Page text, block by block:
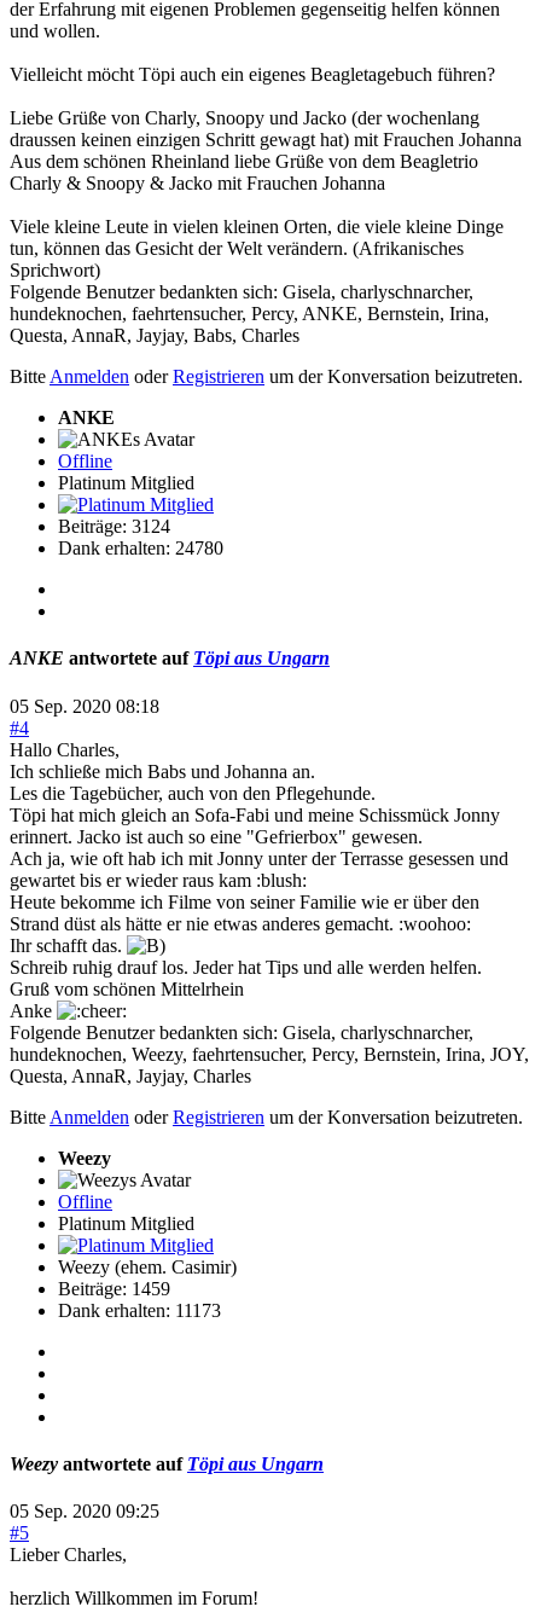
der Erfahrung mit eigenen Problemen gegenseitig helfen können
und wollen.
Vielleicht möcht Töpi auch ein eigenes Beagletagebuch führen?
Liebe Grüße von Charly, Snoopy und Jacko (der wochenlang
draussen keinen einzigen Schritt gewagt hat) mit Frauchen Johanna
Aus dem schönen Rheinland liebe Grüße von dem Beagletrio
Charly & Snoopy & Jacko mit Frauchen Johanna
Viele kleine Leute in vielen kleinen Orten, die viele kleine Dinge
tun, können das Gesicht der Welt verändern. (Afrikanisches
Sprichwort)
Folgende Benutzer bedankten sich: Gisela, charlyschnarcher,
hundeknochen, faehrtensucher, Percy, ANKE, Bernstein, Irina,
Questa, AnnaR, Jayjay, Babs, Charles
Bitte Anmelden oderRegistrieren um der Konversation beizutreten.
ANKE
Offline
Platinum Mitglied
Beiträge: 3124
Dank erhalten: 24780
ANKE antwortete auf Töpi aus Ungarn
05 Sep. 2020 08:18
#4
Hallo Charles,
Ich schließe mich Babs und Johanna an.
Les die Tagebücher, auch von den Pflegehunde.
Töpi hat mich gleich an Sofa-Fabi und meine Schissmück Jonny
erinnert. Jacko ist auch so eine "Gefrierbox" gewesen.
Ach ja, wie oft hab ich mit Jonny unter der Terrasse gesessen und
gewartet bis er wieder raus kam :blush:
Heute bekomme ich Filme von seiner Familie wie er über den
Strand düst als hätte er nie etwas anderes gemacht. :woohoo:
Ihr schafft das.
Schreib ruhig drauf los. Jeder hat Tips und alle werden helfen.
Gruß vom schönen Mittelrhein
Anke
Folgende Benutzer bedankten sich: Gisela, charlyschnarcher,
hundeknochen, Weezy, faehrtensucher, Percy, Bernstein, Irina, JOY,
Questa, AnnaR, Jayjay, Charles
Bitte Anmelden oderRegistrieren um der Konversation beizutreten.
Weezy
Offline
Platinum Mitglied
Weezy (ehem. Casimir)
Beiträge: 1459
Dank erhalten: 11173
Weezy antwortete auf Töpi aus Ungarn
05 Sep. 2020 09:25
#5
Lieber Charles,
herzlich Willkommen im Forum!